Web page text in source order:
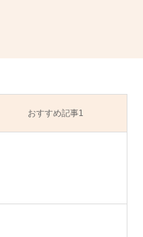
おすすめ記事1